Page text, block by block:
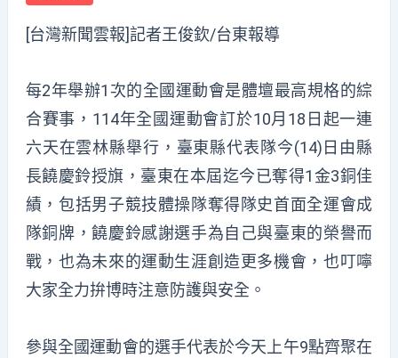
[台灣新聞雲報]記者王俊欽/台東報導
每2年舉辦1次的全國運動會是體壇最高規格的綜
合賽事，114年全國運動會訂於10月18日起一連
六天在雲林縣舉行，臺東縣代表隊今(14)日由縣
長饒慶鈴授旗，臺東在本屆迄今已奪得1金3銅佳
績，包括男子競技體操隊奪得隊史首面全運會成
隊銅牌，饒慶鈴感謝選手為自己與臺東的榮譽而
戰，也為未來的運動生涯創造更多機會，也叮嚀
大家全力拚博時注意防護與安全。
參與全國運動會的選手代表於今天上午9點齊聚在